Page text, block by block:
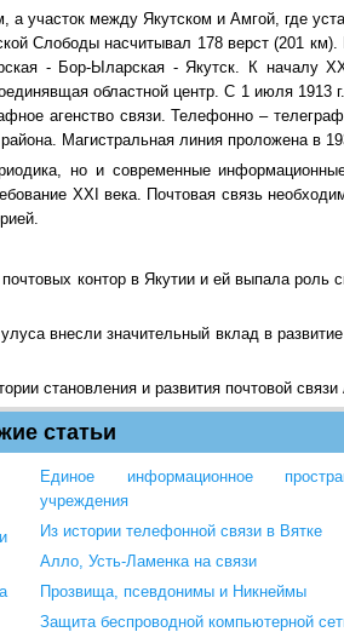
участок между Якутском и Амгой, где
Слободы насчитывал 178 верст (201
- Бор-Ыларская - Якутск. К началу
областной центр. С 1 июля 1913
агенство связи. Телефонно –
Магистральная линия проложена в
но и современные
XXI века. Почтовая связь
контор в Якутии и ей выпала роль
внесли значительный вклад в
становления и развития почтовой связи
статьи
Единое информационное
учреждения
Из истории телефонной связи в Вятке
Алло, Усть-Ламенка на связи
Прозвища, псевдонимы и Никнеймы
Защита беспроводной компьютерной